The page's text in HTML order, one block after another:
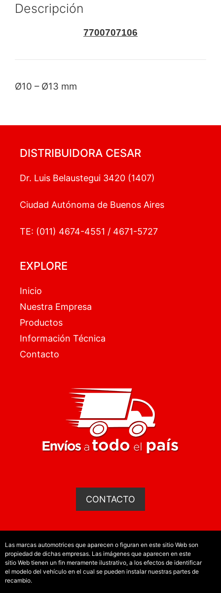
Descripción
7700707106
Ø10 – Ø13 mm
DISTRIBUIDORA CESAR
Dr. Luis Belaustegui 3420 (1407)
Ciudad Autónoma de Buenos Aires
TE: (011) 4674-4551 / 4671-5727
EXPLORE
Inicio
Nuestra Empresa
Productos
Información Técnica
Contacto
CONTACTO
Las marcas automotrices que aparecen o figuran en este sitio Web son
propiedad de dichas empresas. Las imágenes que aparecen en este
sitio Web tienen un fin meramente ilustrativo, a los efectos de identificar
el modelo del vehículo en el cual se pueden instalar nuestras partes de
recambio.